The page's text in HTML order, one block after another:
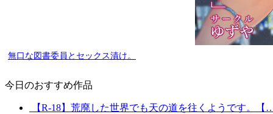
無口な図書委員とセックス漬け。
今日のおすすめ作品
【R-18】荒廃した世界でも天の道を往くようです。【